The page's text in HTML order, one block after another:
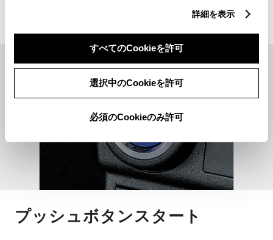
詳細を表示
すべてのCookieを許可
選択中のCookieを許可
必須のCookieのみ許可
プッシュボタンスタート